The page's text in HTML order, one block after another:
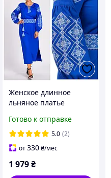
Женское длинное
льняное платье
электрик, размеры: S,
M, XL, 2XL, 3XL
Готово к отправке
5.0 (2)
от330₴/мес
1 979₴